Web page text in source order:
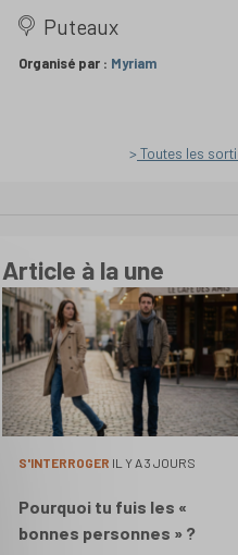
Puteaux
Organisé par : Myriam
Toutes les
Article à la une
S'INTERROGER IL Y A 3 JOURS
Pourquoi tu fuis les «
bonnes personnes » ?